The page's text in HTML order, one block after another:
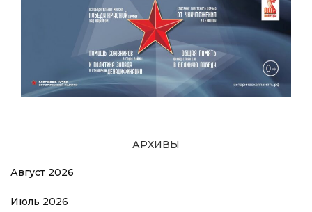
АРХИВЫ
Август 2026
Июль 2026